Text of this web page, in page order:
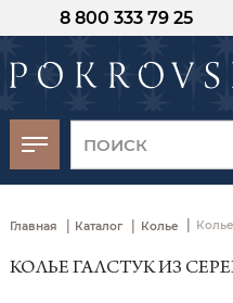
8 800 333 79 25
Главная | Каталог | Колье
КОЛЬЕ ГАЛСТУК ИЗ
-30%
от 15
момента оплаты